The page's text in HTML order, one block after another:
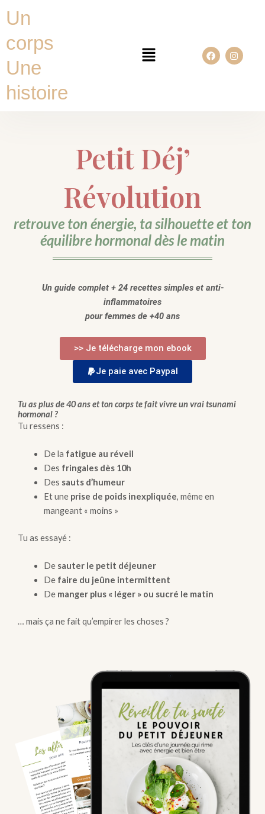
auUn
corps
Une
histoire
Menu F
a
c
I
n
s
Petit Déj’
Révolution
retrouve ton énergie, ta silhouette et ton
équilibre hormonal dès le matin
Un guide complet + 24 recettes simples et anti-
inflammatoires
pour femmes de +40 ans
>> Je télécharge mon ebook
Je paie avec Paypal
Tu as plus de 40 ans et ton corps te fait vivre un vrai tsunami
hormonal ?
Tu ressens :
De la fatigue au réveil
Des fringales dès 10h
Des sauts d’humeur
Et une prise de poids inexpliquée, même en
mangeant « moins »
Tu as essayé :
De sauter le petit déjeuner
De faire du jeûne intermittent
De manger plus « léger » ou sucré le matin
… mais ça ne fait qu’empirer les choses ?